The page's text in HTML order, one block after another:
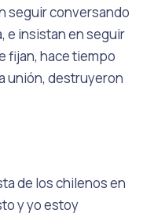
seguir conversando
e insistan en seguir
fijan, hace tiempo
unión, destruyeron
de los chilenos en
y yo estoy